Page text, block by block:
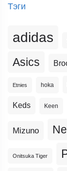
Тэги
adidas
Asics
Etnies hoka
Keds Keen
Mizuno
Onitsuka Tiger